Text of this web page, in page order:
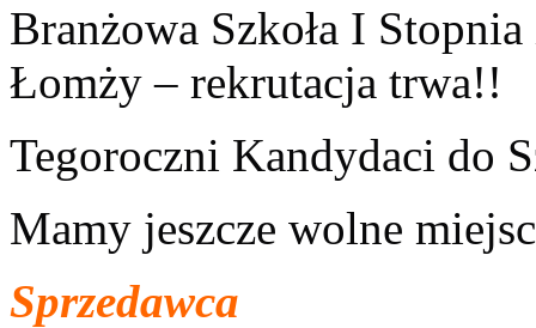
Branżowa Szkoła I
Łomży – rekrutacja trwa!!
Tegoroczni Kandydaci do
Mamy jeszcze wolne
Sprzedawca